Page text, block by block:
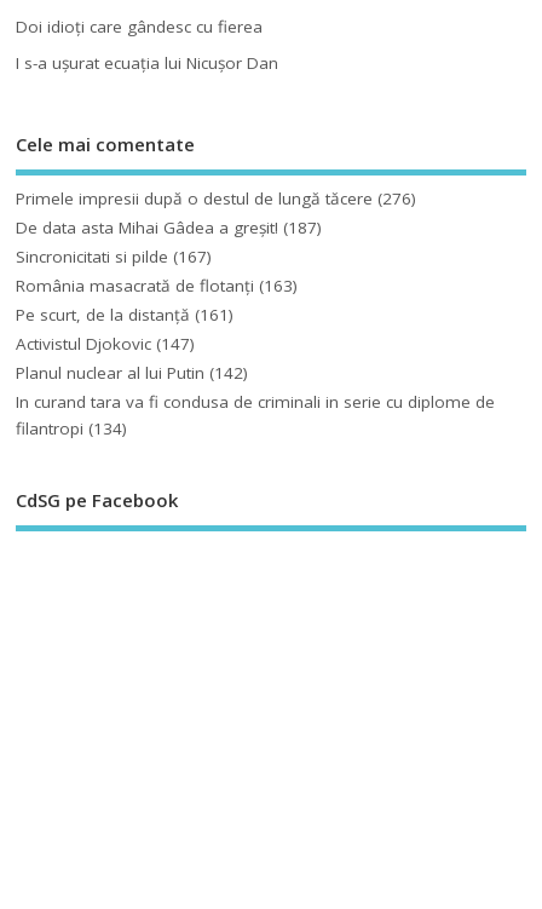
Doi idioţi care gândesc cu fierea
I s-a uşurat ecuaţia lui Nicuşor Dan
Cele mai comentate
Primele impresii după o destul de lungă tăcere (276)
De data asta Mihai Gâdea a greşit! (187)
Sincronicitati si pilde (167)
România masacrată de flotanţi (163)
Pe scurt, de la distanță (161)
Activistul Djokovic (147)
Planul nuclear al lui Putin (142)
In curand tara va fi condusa de criminali in serie cu diplome de
filantropi (134)
CdSG pe Facebook